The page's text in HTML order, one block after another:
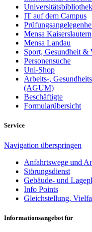
Universitätsbibliothek
IT auf dem Campus
Mensa Kaiserslautern
Mensa Landau
Sport, Gesundheit &
Personensuche
Uni-Shop
Arbeits-,
(AGUM)
Beschäftigte
Formularübersicht
Service
Navigation überspringen
Anfahrtswege und
Störungsdienst
Gebäude- und
Info Points
Gleichstellung,
Informationsangebot für